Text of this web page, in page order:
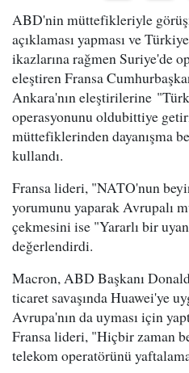
ABD'nin müttefikleriyle
açıklaması yapması ve
ikazlarına rağmen Suriye'de
eleştiren Fransa
Ankara'nın eleştirilerine
operasyonunu oldubittiye
müttefiklerinden dayanışma
kullandı.
Fransa lideri, "NATO'nun
yorumunu yaparak Avrupalı
çekmesini ise "Yararlı bir
değerlendirdi.
Macron, ABD Başkanı
ticaret savaşında Huawei'ye
Avrupa'nın da uyması için
Fransa lideri, "Hiçbir zaman
telekom operatörünü